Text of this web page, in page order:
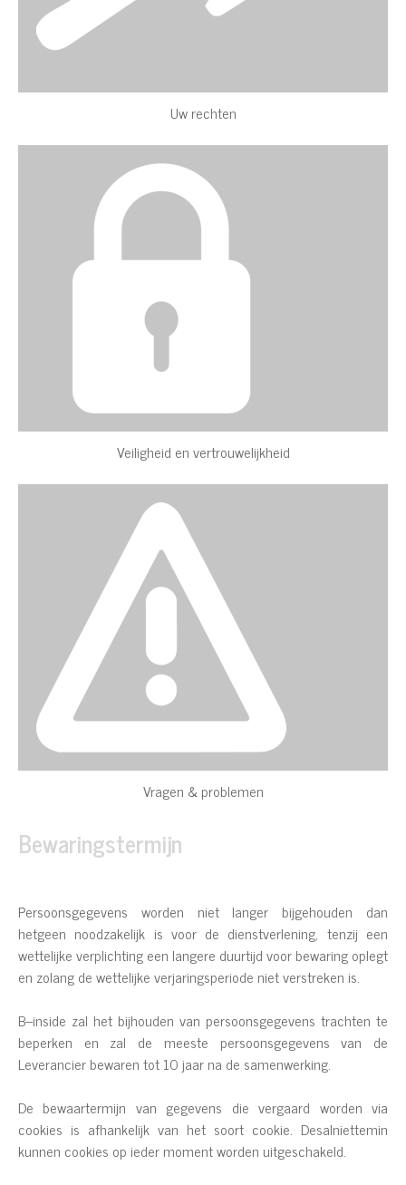
Uw rechten
Veiligheid en vertrouwelijkheid
Vragen & problemen
Bewaringstermijn
Persoonsgegevens worden niet langer bijgehouden dan
hetgeen noodzakelijk is voor de dienstverlening, tenzij een
wettelijke verplichting een langere duurtijd voor bewaring oplegt
en zolang de wettelijke verjaringsperiode niet verstreken is.
B--inside zal het bijhouden van persoonsgegevens trachten te
beperken en zal de meeste persoonsgegevens van de
Leverancier bewaren tot 10 jaar na de samenwerking.
De bewaartermijn van gegevens die vergaard worden via
cookies is afhankelijk van het soort cookie. Desalniettemin
kunnen cookies op ieder moment worden uitgeschakeld.